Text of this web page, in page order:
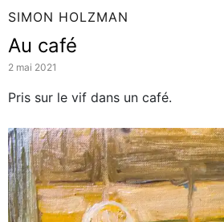
SIMON HOLZMAN
Au café
2 mai 2021
Pris sur le vif dans un café.